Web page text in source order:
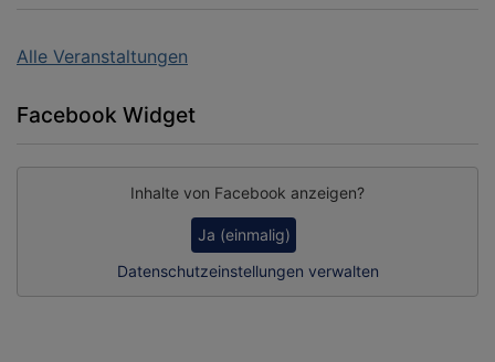
Alle Veranstaltungen
Facebook Widget
Inhalte von Facebook anzeigen?
Ja (einmalig)
Datenschutzeinstellungen verwalten